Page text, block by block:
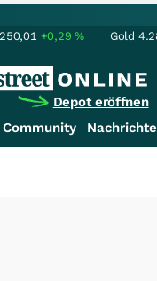
+0,29% Gold
Depot eröffnen
Community